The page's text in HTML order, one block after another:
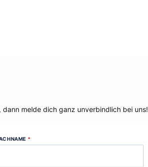
melde dich ganz unverbindlich bei uns!
*